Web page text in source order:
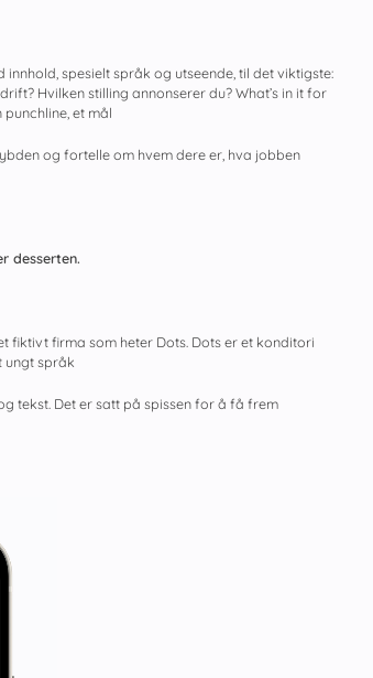
spesielt språk og utseende, til det viktigste:
Hvilken stilling annonserer du? What’s in it for
et mål
og fortelle om hvem dere er, hva jobben
desserten.
fiktivt firma som heter Dots. Dots er et konditori
ungt språk
tekst. Det er satt på spissen for å få frem